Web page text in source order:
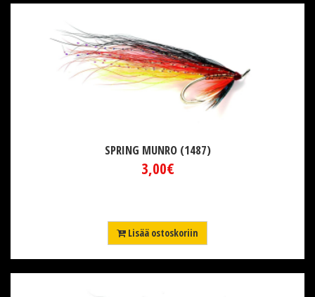
SPRING MUNRO (1487)
3,00€
Lisää ostoskoriin